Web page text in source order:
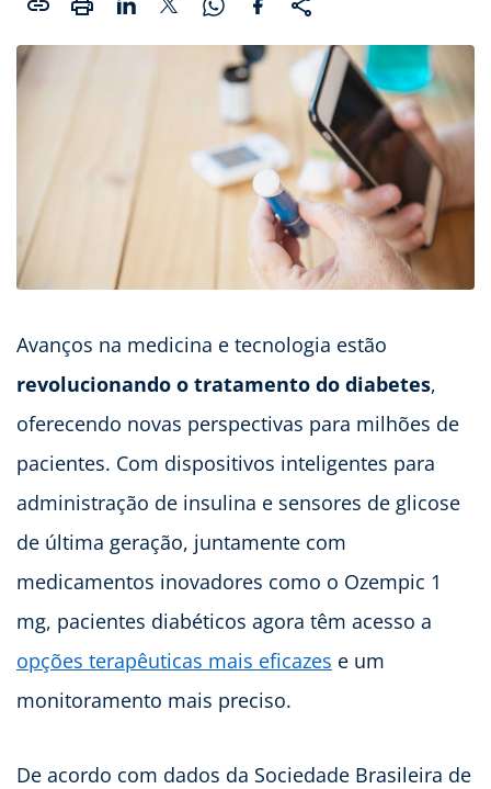
Avanços na medicina e tecnologia estão
revolucionando o tratamento do diabetes,
oferecendo novas perspectivas para milhões de
pacientes. Com dispositivos inteligentes para
administração de insulina e sensores de glicose
de última geração, juntamente com
medicamentos inovadores como o Ozempic 1
mg, pacientes diabéticos agora têm acesso a
opções terapêuticas mais eficazes e um
monitoramento mais preciso.
De acordo com dados da Sociedade Brasileira de